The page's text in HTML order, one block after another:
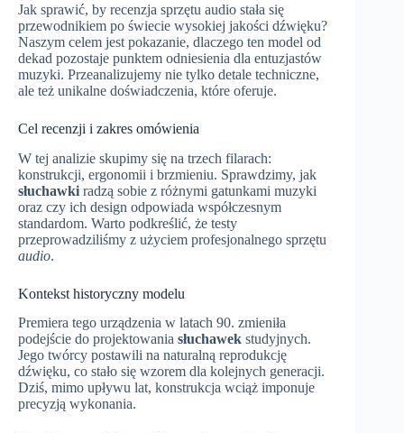
Jak sprawić, by recenzja sprzętu audio stała się
przewodnikiem po świecie wysokiej jakości dźwięku?
Naszym celem jest pokazanie, dlaczego ten model od
dekad pozostaje punktem odniesienia dla entuzjastów
muzyki. Przeanalizujemy nie tylko detale techniczne,
ale też unikalne doświadczenia, które oferuje.
Cel recenzji i zakres omówienia
W tej analizie skupimy się na trzech filarach:
konstrukcji, ergonomii i brzmieniu. Sprawdzimy, jak
słuchawki radzą sobie z różnymi gatunkami muzyki
oraz czy ich design odpowiada współczesnym
standardom. Warto podkreślić, że testy
przeprowadziliśmy z użyciem profesjonalnego sprzętu
audio.
Kontekst historyczny modelu
Premiera tego urządzenia w latach 90. zmieniła
podejście do projektowania słuchawek studyjnych.
Jego twórcy postawili na naturalną reprodukcję
dźwięku, co stało się wzorem dla kolejnych generacji.
Dziś, mimo upływu lat, konstrukcja wciąż imponuje
precyzją wykonania.